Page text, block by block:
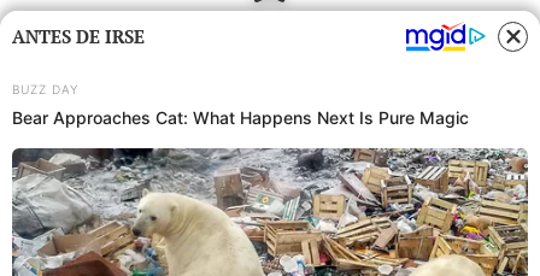
ANTES DE IRSE